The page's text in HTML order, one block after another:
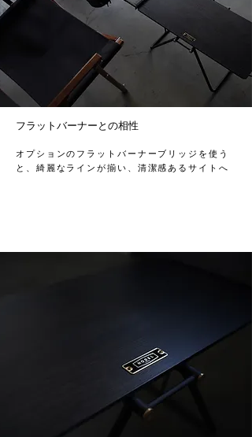
​フラットバーナーとの相性
オプションのフラットバーナーブリッジを使う
と、綺麗なラインが揃い​、清潔感あるサイトへ